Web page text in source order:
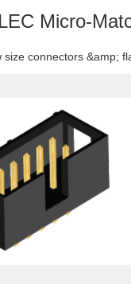
Micro-
size connectors &amp;